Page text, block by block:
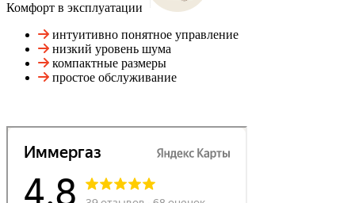
Комфорт в эксплуатации
интуитивно понятное управление
низкий уровень шума
компактные размеры
простое обслуживание